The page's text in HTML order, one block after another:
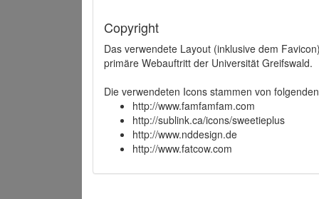
Copyright
Das verwendete Layout (inklusive dem
primäre Webauftritt der Universität Greifswald.
Die verwendeten Icons stammen von
http://www.famfamfam.com
http://sublink.ca/icons/sweetieplus
http://www.nddesign.de
http://www.fatcow.com